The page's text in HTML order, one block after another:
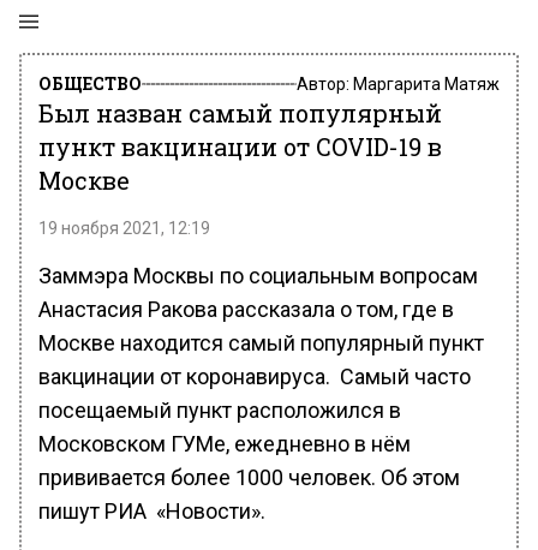
ОБЩЕСТВО Автор: Маргарита Матяж
Был назван самый популярный
пункт вакцинации от COVID-19 в
Москве
19 ноября 2021, 12:19
Заммэра Москвы по социальным вопросам
Анастасия Ракова рассказала о том, где в
Москве находится самый популярный пункт
вакцинации от коронавируса. Самый часто
посещаемый пункт расположился в
Московском ГУМе, ежедневно в нём
прививается более 1000 человек. Об этом
пишут РИА «Новости».